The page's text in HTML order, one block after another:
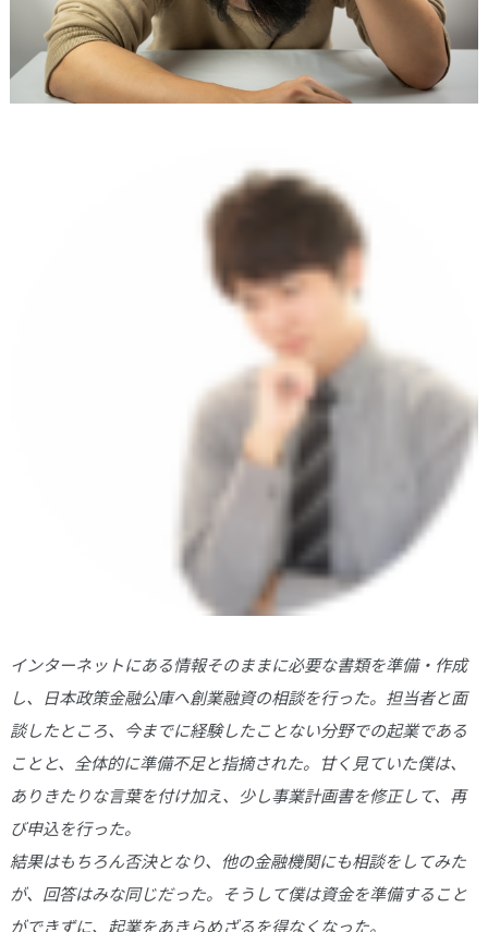
インターネットにある情報そのままに必要な書類を準備・作成
し、日本政策金融公庫へ創業融資の相談を行った。担当者と面
談したところ、今までに経験したことない分野での起業である
ことと、全体的に準備不足と指摘された。甘く見ていた僕は、
ありきたりな言葉を付け加え、少し事業計画書を修正して、再
び申込を行った。
結果はもちろん否決となり、他の金融機関にも相談をしてみた
が、回答はみな同じだった。そうして僕は資金を準備すること
ができずに、起業をあきらめざるを得なくなった。